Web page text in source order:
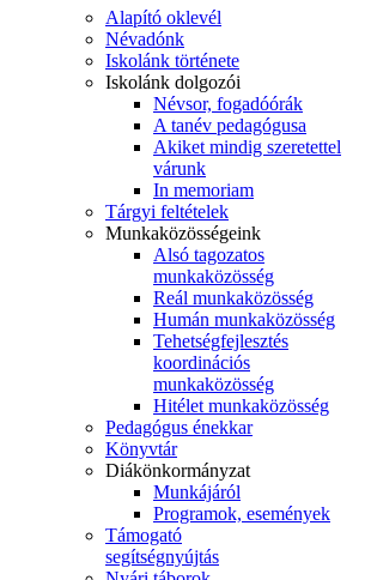
Alapító oklevél
Névadónk
Iskolánk története
Iskolánk dolgozói
Névsor, fogadóórák
A tanév pedagógusa
Akiket mindig szeretettel
várunk
In memoriam
Tárgyi feltételek
Munkaközösségeink
Alsó tagozatos
munkaközösség
Reál munkaközösség
Humán munkaközösség
Tehetségfejlesztés
koordinációs
munkaközösség
Hitélet munkaközösség
Pedagógus énekkar
Könyvtár
Diákönkormányzat
Munkájáról
Programok, események
Támogató
segítségnyújtás